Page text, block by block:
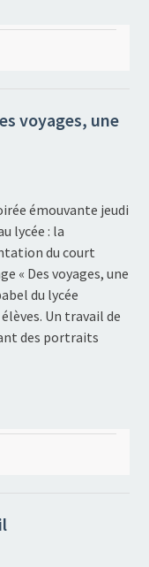
voyages, une
émouvante jeudi
lycée : la
du court
« Des voyages, une
du lycée
Un travail de
des portraits